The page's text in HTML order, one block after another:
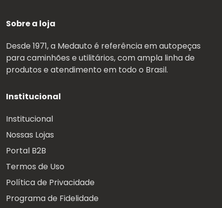
Sobre a loja
Desde 1971, a Medauto é referência em autopeças
para caminhões e utilitários, com ampla linha de
produtos e atendimento em todo o Brasil.
Institucional
Institucional
Nossas Lojas
Portal B2B
Termos de Uso
Política de Privacidade
Programa de Fidelidade